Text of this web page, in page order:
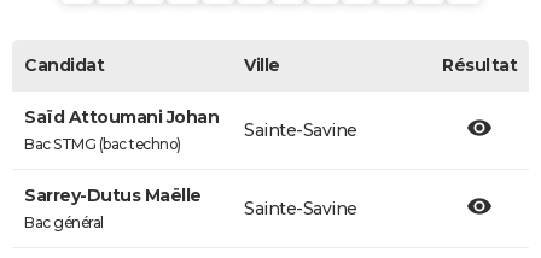
Candidat Ville Résultat
Saïd Attoumani Johan
Bac STMG (bac techno)
Sainte-Savine
Sarrey-Dutus Maëlle
Bac général
Sainte-Savine